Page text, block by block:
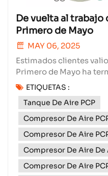
De vuelta al
Primero de Mayo
MAY 06, 2025
Estimados clientes
Primero de Mayo ha
complace anunciar que
vuelta con toda su
la misma dedicación y
bien el feriado les
estam...
ETIQUETAS :
Tanque De Aire PCP
Compresor De Aire
Compresor De Aire
Compresor De Aire De
Compresor De Aire